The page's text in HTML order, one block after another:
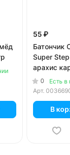
55 ₽
Батончик
Super
арахис
65 гр
0
Есть в
Арт.
В